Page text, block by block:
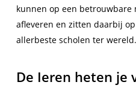
kunnen op een betrouwbare
afleveren en zitten daarbij
allerbeste scholen ter wereld.
De Ieren heten je